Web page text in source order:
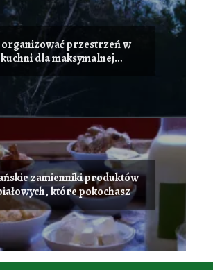
organizować przestrzeń w
kuchni dla maksymalnej
funkcjonalności
zamienniki produktów
które pokochasz